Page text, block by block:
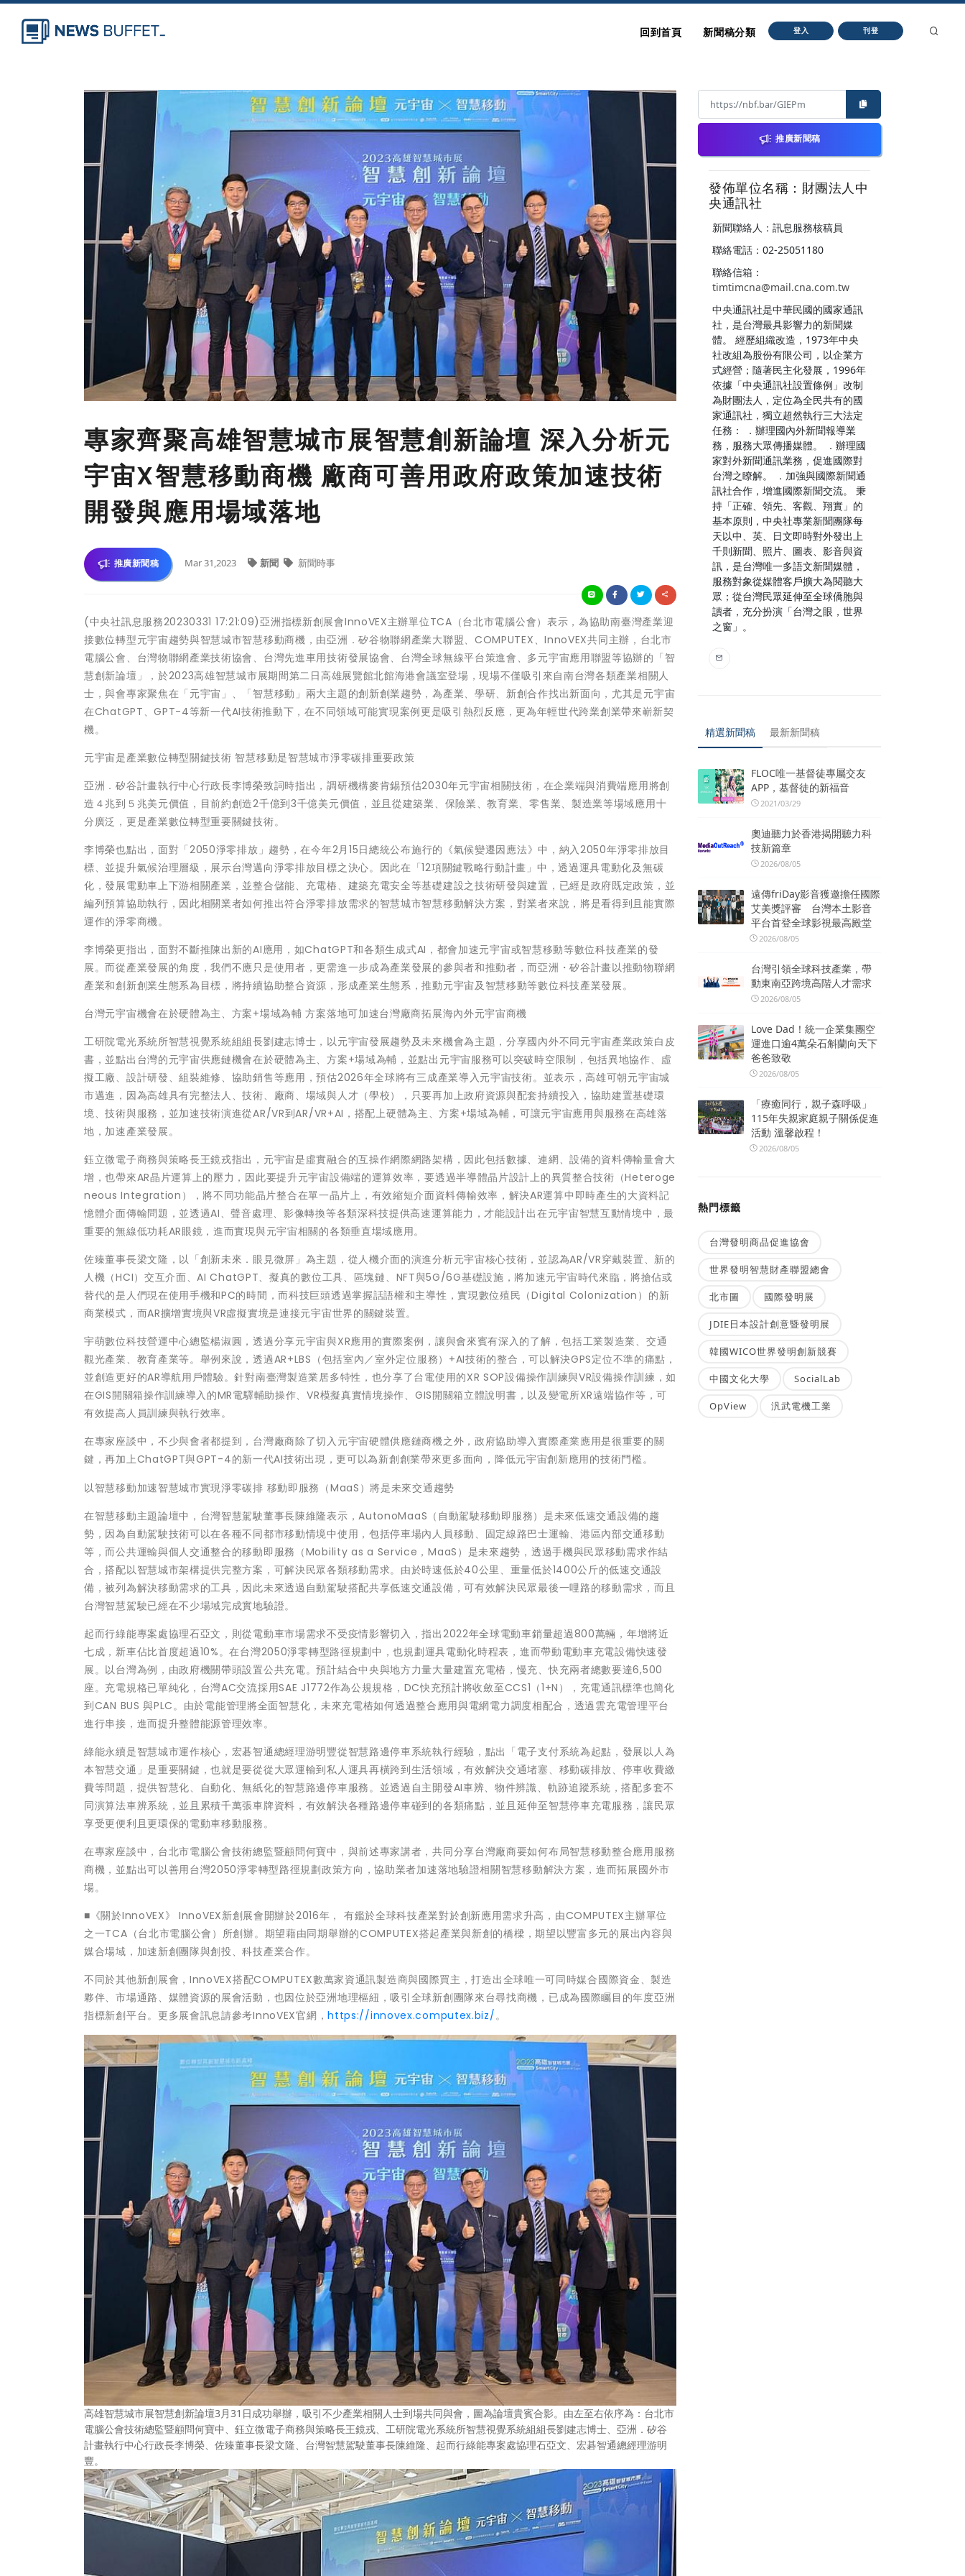
回到首頁 新聞稿分類 登入 刊登
專家齊聚高雄智慧城市展智慧創新論壇 深入分析元
宇宙X智慧移動商機 廠商可善用政府政策加速技術
開發與應用場域落地
推廣新聞稿 Mar 31,2023 新聞 新聞時事
(中央社訊息服務20230331 17:21:09)亞洲指標新創展會InnoVEX主辦單位TCA（台北市電腦公會）表示，為協助南臺灣產業迎
接數位轉型元宇宙趨勢與智慧城市智慧移動商機，由亞洲．矽谷物聯網產業大聯盟、COMPUTEX、InnoVEX共同主辦，台北市
電腦公會、台灣物聯網產業技術協會、台灣先進車用技術發展協會、台灣全球無線平台策進會、多元宇宙應用聯盟等協辦的「智
慧創新論壇」，於2023高雄智慧城市展期間第二日高雄展覽館北館海港會議室登場，現場不僅吸引來自南台灣各類產業相關人
士，與會專家聚焦在「元宇宙」、「智慧移動」兩大主題的創新創業趨勢，為產業、學研、新創合作找出新面向，尤其是元宇宙
在ChatGPT、GPT-4等新一代AI技術推動下，在不同領域可能實現案例更是吸引熱烈反應，更為年輕世代跨業創業帶來嶄新契
機。
元宇宙是產業數位轉型關鍵技術 智慧移動是智慧城市淨零碳排重要政策
亞洲．矽谷計畫執行中心行政長李博榮致詞時指出，調研機構麥肯錫預估2030年元宇宙相關技術，在企業端與消費端應用將創
造４兆到５兆美元價值，目前約創造2千億到3千億美元價值，並且從建築業、保險業、教育業、零售業、製造業等場域應用十
分廣泛，更是產業數位轉型重要關鍵技術。
李博榮也點出，面對「2050淨零排放」趨勢，在今年2月15日總統公布施行的《氣候變遷因應法》中，納入2050年淨零排放目
標、並提升氣候治理層級，展示台灣邁向淨零排放目標之決心。因此在「12項關鍵戰略行動計畫」中，透過運具電動化及無碳
化，發展電動車上下游相關產業，並整合儲能、充電樁、建築充電安全等基礎建設之技術研發與建置，已經是政府既定政策，並
編列預算協助執行，因此相關業者如何推出符合淨零排放需求的智慧城市智慧移動解決方案，對業者來說，將是看得到且能實際
運作的淨零商機。
李博榮更指出，面對不斷推陳出新的AI應用，如ChatGPT和各類生成式AI，都會加速元宇宙或智慧移動等數位科技產業的發
展。而從產業發展的角度，我們不應只是使用者，更需進一步成為產業發展的參與者和推動者，而亞洲・矽谷計畫以推動物聯網
產業和創新創業生態系為目標，將持續協助整合資源，形成產業生態系，推動元宇宙及智慧移動等數位科技產業發展。
台灣元宇宙機會在於硬體為主、方案+場域為輔 方案落地可加速台灣廠商拓展海內外元宇宙商機
工研院電光系統所智慧視覺系統組組長劉建志博士，以元宇宙發展趨勢及未來機會為主題，分享國內外不同元宇宙產業政策白皮
書，並點出台灣的元宇宙供應鏈機會在於硬體為主、方案+場域為輔，並點出元宇宙服務可以突破時空限制，包括異地協作、虛
擬工廠、設計研發、組裝維修、協助銷售等應用，預估2026年全球將有三成產業導入元宇宙技術。並表示，高雄可朝元宇宙城
市邁進，因為高雄具有完整法人、技術、廠商、場域與人才（學校），只要再加上政府資源與配套持續投入，協助建置基礎環
境、技術與服務，並加速技術演進從AR/VR到AR/VR+AI，搭配上硬體為主、方案+場域為輔，可讓元宇宙應用與服務在高雄落
地，加速產業發展。
鈺立微電子商務與策略長王鏡戎指出，元宇宙是虛實融合的互操作網際網路架構，因此包括數據、連網、設備的資料傳輸量會大
增，也帶來AR晶片運算上的壓力，因此要提升元宇宙設備端的運算效率，要透過半導體晶片設計上的異質整合技術（Heteroge
neous Integration），將不同功能晶片整合在單一晶片上，有效縮短介面資料傳輸效率，解決AR運算中即時產生的大資料記
憶體介面傳輸問題，並透過AI、聲音處理、影像轉換等各類深科技提供高速運算能力，才能設計出在元宇宙智慧互動情境中，最
重要的無線低功耗AR眼鏡，進而實現與元宇宙相關的各類垂直場域應用。
佐臻董事長梁文隆，以「創新未來．眼見微屏」為主題，從人機介面的演進分析元宇宙核心技術，並認為AR/VR穿戴裝置、新的
人機（HCI）交互介面、AI ChatGPT、擬真的數位工具、區塊鏈、NFT與5G/6G基礎設施，將加速元宇宙時代來臨，將搶佔或
替代的是人們現在使用手機和PC的時間，而科技巨頭透過掌握話語權和主導性，實現數位殖民（Digital Colonization）的新
商業模式，而AR擴增實境與VR虛擬實境是連接元宇宙世界的關鍵裝置。
宇萌數位科技營運中心總監楊淑圓，透過分享元宇宙與XR應用的實際案例，讓與會來賓有深入的了解，包括工業製造業、交通
觀光產業、教育產業等。舉例來說，透過AR+LBS（包括室內／室外定位服務）+AI技術的整合，可以解決GPS定位不準的痛點，
並創造更好的AR導航用戶體驗。針對南臺灣製造業居多特性，也分享了台電使用的XR SOP設備操作訓練與VR設備操作訓練，如
在GIS開關箱操作訓練導入的MR電驛輔助操作、VR模擬真實情境操作、GIS開關箱立體說明書，以及變電所XR遠端協作等，可
有效提高人員訓練與執行效率。
在專家座談中，不少與會者都提到，台灣廠商除了切入元宇宙硬體供應鏈商機之外，政府協助導入實際產業應用是很重要的關
鍵，再加上ChatGPT與GPT-4的新一代AI技術出現，更可以為新創創業帶來更多面向，降低元宇宙創新應用的技術門檻。
以智慧移動加速智慧城市實現淨零碳排 移動即服務（MaaS）將是未來交通趨勢
在智慧移動主題論壇中，台灣智慧駕駛董事長陳維隆表示，AutonoMaaS（自動駕駛移動即服務）是未來低速交通設備的趨
勢，因為自動駕駛技術可以在各種不同都市移動情境中使用，包括停車場內人員移動、固定線路巴士運輸、港區內部交通移動
等，而公共運輸與個人交通整合的移動即服務（Mobility as a Service，MaaS）是未來趨勢，透過手機與民眾移動需求作結
合，搭配以智慧城市架構提供完整方案，可解決民眾各類移動需求。由於時速低於40公里、重量低於1400公斤的低速交通設
備，被列為解決移動需求的工具，因此未來透過自動駕駛搭配共享低速交通設備，可有效解決民眾最後一哩路的移動需求，而且
台灣智慧駕駛已經在不少場域完成實地驗證。
起而行綠能專案處協理石亞文，則從電動車市場需求不受疫情影響切入，指出2022年全球電動車銷量超過800萬輛，年增將近
七成，新車佔比首度超過10%。在台灣2050淨零轉型路徑規劃中，也規劃運具電動化時程表，進而帶動電動車充電設備快速發
展。以台灣為例，由政府機關帶頭設置公共充電。預計結合中央與地方力量大量建置充電樁，慢充、快充兩者總數要達6,500
座。充電規格已單純化，台灣AC交流採用SAE J1772作為公規規格，DC快充預計將收斂至CCS1（1+N），充電通訊標準也簡化
到CAN BUS 與PLC。由於電能管理將全面智慧化，未來充電樁如何透過整合應用與電網電力調度相配合，透過雲充電管理平台
進行串接，進而提升整體能源管理效率。
綠能永續是智慧城市運作核心，宏碁智通總經理游明豐從智慧路邊停車系統執行經驗，點出「電子支付系統為起點，發展以人為
本智慧交通」是重要關鍵，也就是要從從大眾運輸到私人運具再橫跨到生活領域，有效解決交通堵塞、移動碳排放、停車收費繳
費等問題，提供智慧化、自動化、無紙化的智慧路邊停車服務。並透過自主開發AI車辨、物件辨識、軌跡追蹤系統，搭配多套不
同演算法車辨系統，並且累積千萬張車牌資料，有效解決各種路邊停車碰到的各類痛點，並且延伸至智慧停車充電服務，讓民眾
享受更便利且更環保的電動車移動服務。
在專家座談中，台北市電腦公會技術總監暨顧問何寶中，與前述專家講者，共同分享台灣廠商要如何布局智慧移動整合應用服務
商機，並點出可以善用台灣2050淨零轉型路徑規劃政策方向，協助業者加速落地驗證相關智慧移動解決方案，進而拓展國外市
場。
■《關於InnoVEX》 InnoVEX新創展會開辦於2016年， 有鑑於全球科技產業對於創新應用需求升高，由COMPUTEX主辦單位
之一TCA（台北市電腦公會）所創辦。期望藉由同期舉辦的COMPUTEX搭起產業與新創的橋樑，期望以豐富多元的展出內容與
媒合場域，加速新創團隊與創投、科技產業合作。
不同於其他新創展會，InnoVEX搭配COMPUTEX數萬家資通訊製造商與國際買主，打造出全球唯一可同時媒合國際資金、製造
夥伴、市場通路、媒體資源的展會活動，也因位於亞洲地理樞紐，吸引全球新創團隊來台尋找商機，已成為國際矚目的年度亞洲
指標新創平台。更多展會訊息請參考InnoVEX官網，https://innovex.computex.biz/。
高雄智慧城市展智慧創新論壇3月31日成功舉辦，吸引不少產業相關人士到場共同與會，圖為論壇貴賓合影。由左至右依序為：台北市
電腦公會技術總監暨顧問何寶中、鈺立微電子商務與策略長王鏡戎、工研院電光系統所智慧視覺系統組組長劉建志博士、亞洲．矽谷
計畫執行中心行政長李博榮、佐臻董事長梁文隆、台灣智慧駕駛董事長陳維隆、起而行綠能專案處協理石亞文、宏碁智通總經理游明
豐。
推廣新聞稿
發佈單位名稱：財團法人中
央通訊社
新聞聯絡人：訊息服務核稿員
聯絡電話：02-25051180
聯絡信箱：
timtimcna@mail.cna.com.tw
中央通訊社是中華民國的國家通訊
社，是台灣最具影響力的新聞媒
體。 經歷組織改造，1973年中央
社改組為股份有限公司，以企業方
式經營；隨著民主化發展，1996年
依據「中央通訊社設置條例」改制
為財團法人，定位為全民共有的國
家通訊社，獨立超然執行三大法定
任務： ．辦理國內外新聞報導業
務，服務大眾傳播媒體。 ．辦理國
家對外新聞通訊業務，促進國際對
台灣之瞭解。 ．加強與國際新聞通
訊社合作，增進國際新聞交流。 秉
持「正確、領先、客觀、翔實」的
基本原則，中央社專業新聞團隊每
天以中、英、日文即時對外發出上
千則新聞、照片、圖表、影音與資
訊，是台灣唯一多語文新聞媒體，
服務對象從媒體客戶擴大為閱聽大
眾；從台灣民眾延伸至全球僑胞與
讀者，充分扮演「台灣之眼，世界
之窗」。
精選新聞稿 最新新聞稿
FLOC唯一基督徒專屬交友
APP，基督徒的新福音
2021/03/29
奧迪聽力於香港揭開聽力科
技新篇章
2026/08/05
遠傳friDay影音獲邀擔任國際
艾美獎評審 台灣本土影音
平台首登全球影視最高殿堂
2026/08/05
台灣引領全球科技產業，帶
動東南亞跨境高階人才需求
2026/08/05
Love Dad！統一企業集團空
運進口逾4萬朵石斛蘭向天下
爸爸致敬
2026/08/05
「療癒同行，親子森呼吸」
115年失親家庭親子關係促進
活動 溫馨啟程！
2026/08/05
熱門標籤
台灣發明商品促進協會
世界發明智慧財產聯盟總會
北市圖 國際發明展
JDIE日本設計創意暨發明展
韓國WICO世界發明創新競賽
中國文化大學 SocialLab
OpView 汎武電機工業